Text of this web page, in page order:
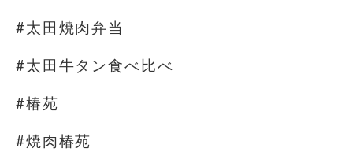
#太田焼肉弁当
#太田牛タン食べ比べ
#椿苑
#焼肉椿苑